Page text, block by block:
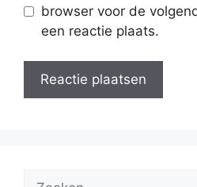
browser voor de
een reactie plaats.
Zoek